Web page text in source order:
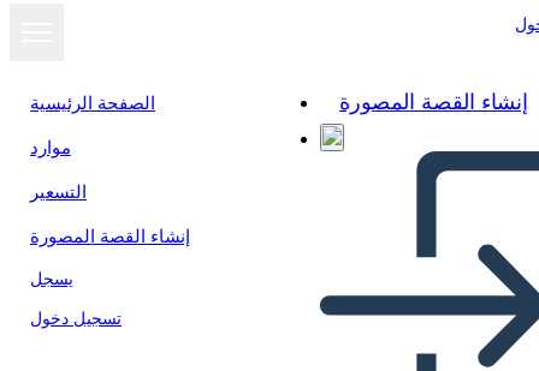
الصفحة الرئيسية
موارد
التسعير
إنشاء القصة المصورة
يسجل
تسجيل دخول
إنشاء القصة المصورة